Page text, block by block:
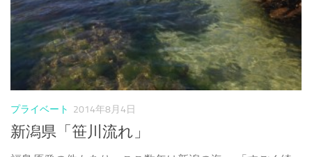
プライベート 2014年8月4日
新潟県「笹川流れ」